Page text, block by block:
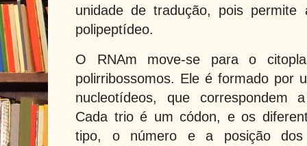
unidade de tradução, pois
polipeptídeo.
O RNAm move-se para o
polirribossomos. Ele é formado por
nucleotídeos, que correspondem
Cada trio é um códon, e os
tipo, o número e a posição dos